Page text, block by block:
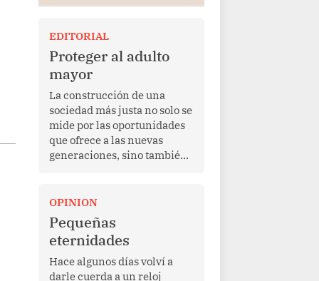
EDITORIAL
Proteger al adulto
mayor
La construcción de una
sociedad más justa no solo se
mide por las oportunidades
que ofrece a las nuevas
generaciones, sino también
de una vida de esfuerzo y
trabajo, afrontan la vejez en
condiciones de
vulnerabilidad. El anuncio
formulado por la presidenta
de la república, Keiko
OPINION
Pequeñas
eternidades
Hace algunos días volví a
darle cuerda a un reloj